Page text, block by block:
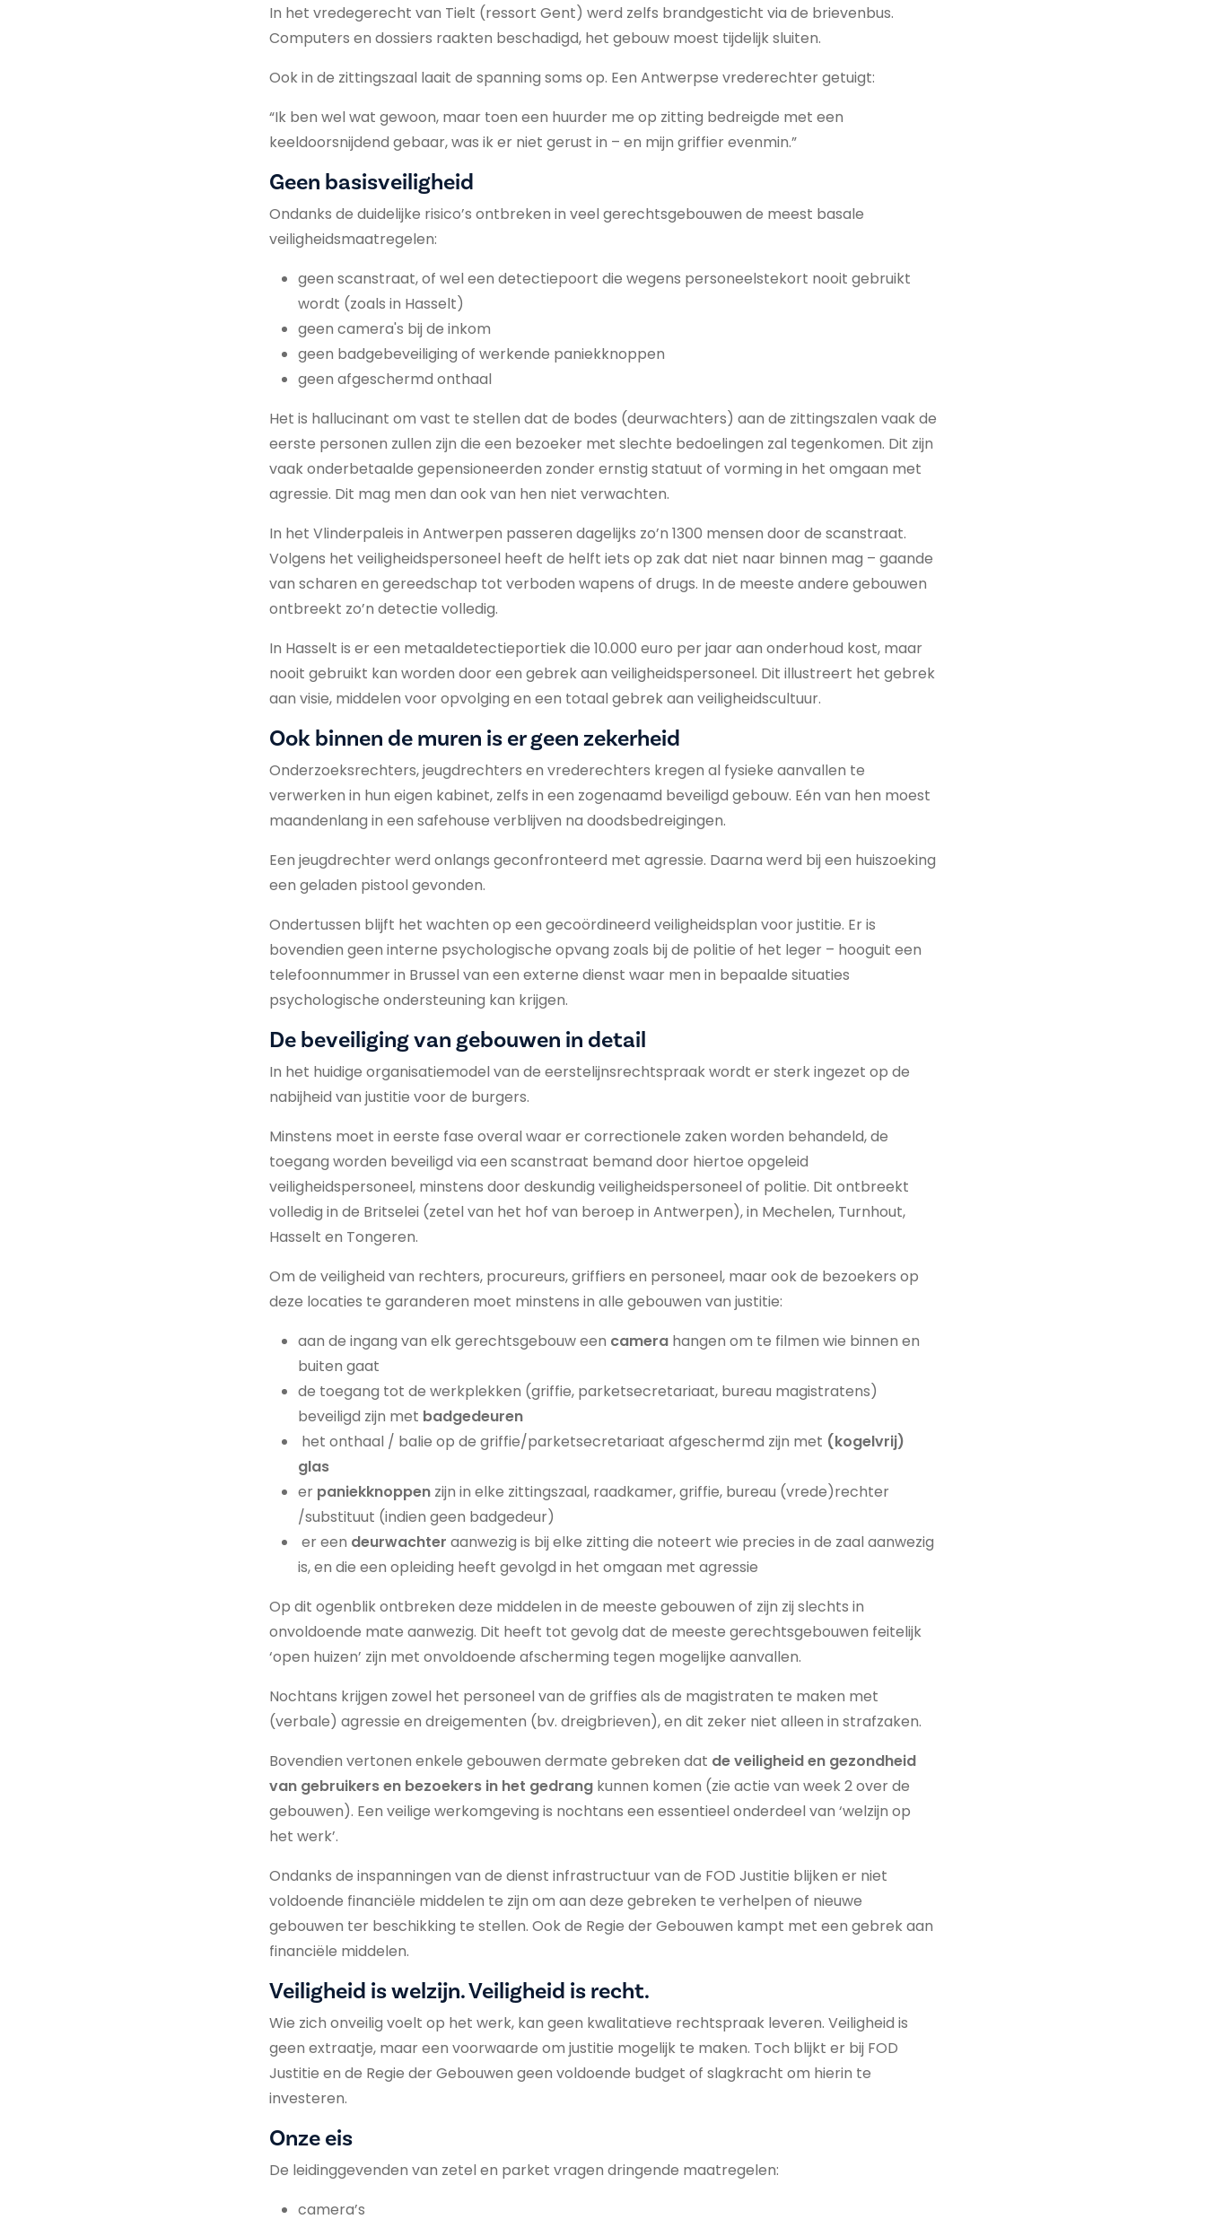
In het vredegerecht van Tielt (ressort Gent) werd zelfs brandgesticht via de brievenbus.
Computers en dossiers raakten beschadigd, het gebouw moest tijdelijk sluiten.
Ook in de zittingszaal laait de spanning soms op. Een Antwerpse vrederechter getuigt:
“Ik ben wel wat gewoon, maar toen een huurder me op zitting bedreigde met een
keeldoorsnijdend gebaar, was ik er niet gerust in – en mijn griffier evenmin.”
Geen basisveiligheid
Ondanks de duidelijke risico’s ontbreken in veel gerechtsgebouwen de meest basale
veiligheidsmaatregelen:
geen scanstraat, of wel een detectiepoort die wegens personeelstekort nooit gebruikt
wordt (zoals in Hasselt)
geen camera's bij de inkom
geen badgebeveiliging of werkende paniekknoppen
geen afgeschermd onthaal
Het is hallucinant om vast te stellen dat de bodes (deurwachters) aan de zittingszalen vaak de
eerste personen zullen zijn die een bezoeker met slechte bedoelingen zal tegenkomen. Dit zijn
vaak onderbetaalde gepensioneerden zonder ernstig statuut of vorming in het omgaan met
agressie. Dit mag men dan ook van hen niet verwachten.
In het Vlinderpaleis in Antwerpen passeren dagelijks zo’n 1300 mensen door de scanstraat.
Volgens het veiligheidspersoneel heeft de helft iets op zak dat niet naar binnen mag – gaande
van scharen en gereedschap tot verboden wapens of drugs. In de meeste andere gebouwen
ontbreekt zo’n detectie volledig.
In Hasselt is er een metaaldetectieportiek die 10.000 euro per jaar aan onderhoud kost, maar
nooit gebruikt kan worden door een gebrek aan veiligheidspersoneel. Dit illustreert het gebrek
aan visie, middelen voor opvolging en een totaal gebrek aan veiligheidscultuur.
Ook binnen de muren is er geen zekerheid
Onderzoeksrechters, jeugdrechters en vrederechters kregen al fysieke aanvallen te
verwerken in hun eigen kabinet, zelfs in een zogenaamd beveiligd gebouw. Eén van hen moest
maandenlang in een safehouse verblijven na doodsbedreigingen.
Een jeugdrechter werd onlangs geconfronteerd met agressie. Daarna werd bij een huiszoeking
een geladen pistool gevonden.
Ondertussen blijft het wachten op een gecoördineerd veiligheidsplan voor justitie. Er is
bovendien geen interne psychologische opvang zoals bij de politie of het leger – hooguit een
telefoonnummer in Brussel van een externe dienst waar men in bepaalde situaties
psychologische ondersteuning kan krijgen.
De beveiliging van gebouwen in detail
In het huidige organisatiemodel van de eerstelijnsrechtspraak wordt er sterk ingezet op de
nabijheid van justitie voor de burgers.
Minstens moet in eerste fase overal waar er correctionele zaken worden behandeld, de
toegang worden beveiligd via een scanstraat bemand door hiertoe opgeleid
veiligheidspersoneel, minstens door deskundig veiligheidspersoneel of politie. Dit ontbreekt
volledig in de Britselei (zetel van het hof van beroep in Antwerpen), in Mechelen, Turnhout,
Hasselt en Tongeren.
Om de veiligheid van rechters, procureurs, griffiers en personeel, maar ook de bezoekers op
deze locaties te garanderen moet minstens in alle gebouwen van justitie:
aan de ingang van elk gerechtsgebouw een camera hangen om te filmen wie binnen en
buiten gaat
de toegang tot de werkplekken (griffie, parketsecretariaat, bureau magistratens)
beveiligd zijn met badgedeuren
het onthaal / balie op de griffie/parketsecretariaat afgeschermd zijn met (kogelvrij)
glas
er paniekknoppen zijn in elke zittingszaal, raadkamer, griffie, bureau (vrede)rechter
/substituut (indien geen badgedeur)
er een deurwachter aanwezig is bij elke zitting die noteert wie precies in de zaal aanwezig
is, en die een opleiding heeft gevolgd in het omgaan met agressie
Op dit ogenblik ontbreken deze middelen in de meeste gebouwen of zijn zij slechts in
onvoldoende mate aanwezig. Dit heeft tot gevolg dat de meeste gerechtsgebouwen feitelijk
‘open huizen’ zijn met onvoldoende afscherming tegen mogelijke aanvallen.
Nochtans krijgen zowel het personeel van de griffies als de magistraten te maken met
(verbale) agressie en dreigementen (bv. dreigbrieven), en dit zeker niet alleen in strafzaken.
Bovendien vertonen enkele gebouwen dermate gebreken dat de veiligheid en gezondheid
van gebruikers en bezoekers in het gedrang kunnen komen (zie actie van week 2 over de
gebouwen). Een veilige werkomgeving is nochtans een essentieel onderdeel van ‘welzijn op
het werk’.
Ondanks de inspanningen van de dienst infrastructuur van de FOD Justitie blijken er niet
voldoende financiële middelen te zijn om aan deze gebreken te verhelpen of nieuwe
gebouwen ter beschikking te stellen. Ook de Regie der Gebouwen kampt met een gebrek aan
financiële middelen.
Veiligheid is welzijn. Veiligheid is recht.
Wie zich onveilig voelt op het werk, kan geen kwalitatieve rechtspraak leveren. Veiligheid is
geen extraatje, maar een voorwaarde om justitie mogelijk te maken. Toch blijkt er bij FOD
Justitie en de Regie der Gebouwen geen voldoende budget of slagkracht om hierin te
investeren.
Onze eis
De leidinggevenden van zetel en parket vragen dringende maatregelen:
camera’s